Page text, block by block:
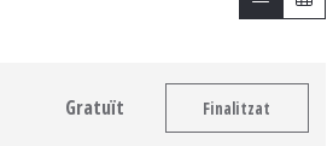
Gratuït Finalitzat